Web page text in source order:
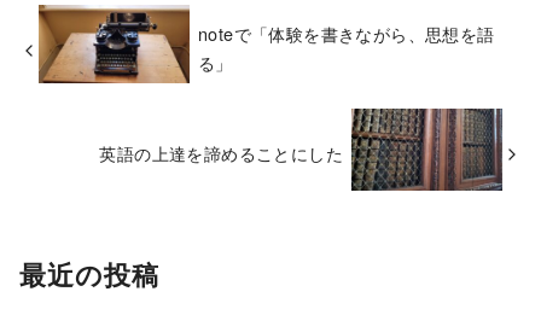
noteで「体験を書きながら、思想を語
る」
英語の上達を諦めることにした
最近の投稿